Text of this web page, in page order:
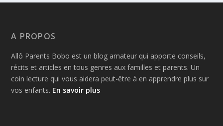
A PROPOS
Allô Parents Bobo est un blog amateur qui apporte conseils,
récits et articles en tous genres aux familles et parents. Un
coin lecture qui vous aidera peut-être à en apprendre plus sur
vos enfants. En savoir plus